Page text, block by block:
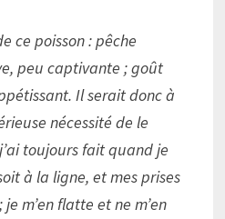
ce poisson : pêche
peu captivante ; goût
Il serait donc à
nécessité de le
toujours fait quand je
à la ligne, et mes prises
m’en flatte et ne m’en